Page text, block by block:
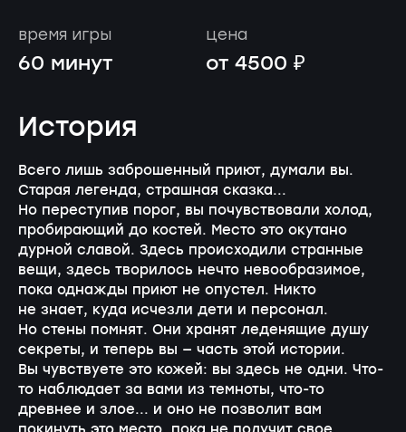
время игры
60 минут
цена
от 4500 ₽
История
Всего лишь заброшенный приют, думали вы.
Старая легенда, страшная сказка...
Но переступив порог, вы почувствовали холод,
пробирающий до костей. Место это окутано
дурной славой. Здесь происходили странные
вещи, здесь творилось нечто невообразимое,
пока однажды приют не опустел. Никто
не знает, куда исчезли дети и персонал.
Но стены помнят. Они хранят леденящие душу
секреты, и теперь вы — часть этой истории.
Вы чувствуете это кожей: вы здесь не одни. Что-
то наблюдает за вами из темноты, что-то
древнее и злое... и оно не позволит вам